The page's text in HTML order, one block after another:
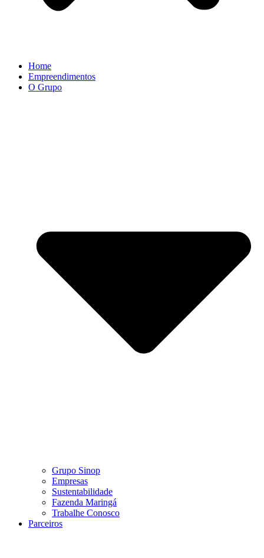
Home
Empreendimentos
O Grupo
Grupo Sinop
Empresas
Sustentabilidade
Fazenda Maringá
Trabalhe Conosco
Parceiros